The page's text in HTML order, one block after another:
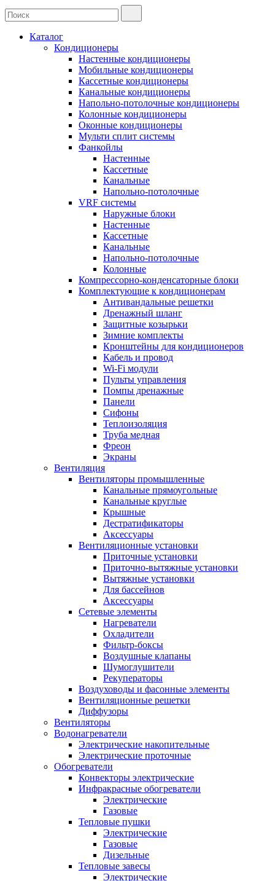
Каталог
Кондиционеры
Настенные кондиционеры
Мобильные кондиционеры
Кассетные кондиционеры
Канальные кондиционеры
Напольно-потолочные кондиционеры
Колонные кондиционеры
Оконные кондиционеры
Мульти сплит системы
Фанкойлы
Настенные
Кассетные
Канальные
Напольно-потолочные
VRF системы
Наружные блоки
Настенные
Кассетные
Канальные
Напольно-потолочные
Колонные
Компрессорно-конденсаторные блоки
Комплектующие к кондиционерам
Антивандальные решетки
Дренажный шланг
Защитные козырьки
Зимние комплекты
Кронштейны для кондиционеров
Кабель и провод
Wi-Fi модули
Пульты управления
Помпы дренажные
Панели
Сифоны
Теплоизоляция
Труба медная
Фреон
Экраны
Вентиляция
Вентиляторы промышленные
Канальные прямоугольные
Канальные круглые
Крышные
Дестратификаторы
Аксессуары
Вентиляционные установки
Приточные установки
Приточно-вытяжные установки
Вытяжные установки
Для бассейнов
Аксессуары
Сетевые элементы
Нагреватели
Охладители
Фильтр-боксы
Воздушные клапаны
Шумоглушители
Рекуператоры
Воздуховоды и фасонные элементы
Вентиляционные решетки
Диффузоры
Вентиляторы
Водонагреватели
Электрические накопительные
Электрические проточные
Обогреватели
Конвекторы электрические
Инфракрасные обогреватели
Электрические
Газовые
Тепловые пушки
Электрические
Газовые
Дизельные
Тепловые завесы
Электрические